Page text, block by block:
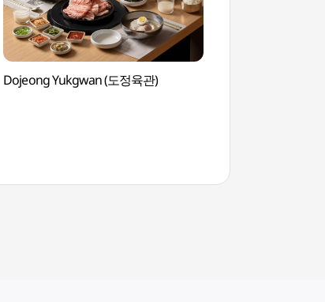
Dojeong Yukgwan (도정육관)